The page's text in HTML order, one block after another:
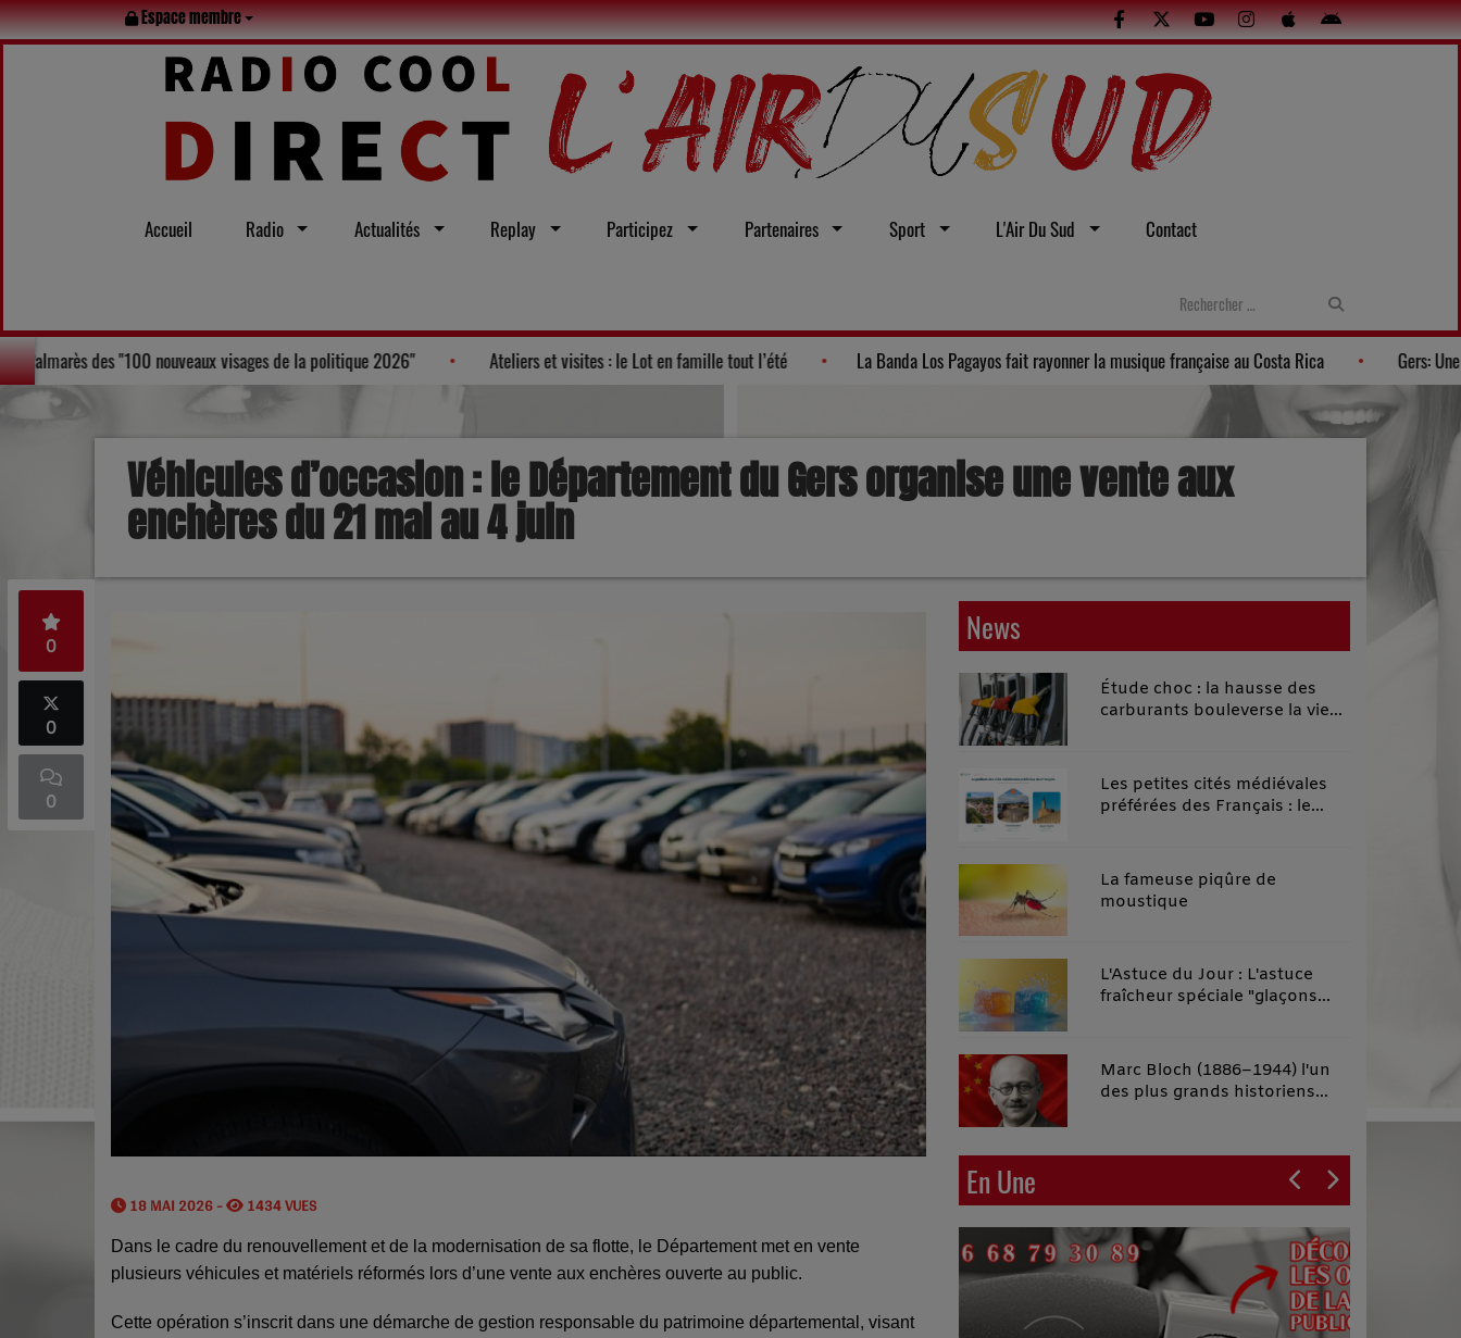
Espace membre
Accueil Radio Actualités Replay Participez Partenaires Sport L'Air Du Sud Contact
Laurent Bruneau, figure au Palmarès des "100 nouveaux visages de la politique 2026" Ateliers et visites : le Lot en famille tout l’été La Banda Los Pagayos fait rayonner la musique française au
Véhicules d’occasion : le Département du Gers organise une vente aux
enchères du 21 mai au 4 juin
0
0
0
18 MAI 2026 - 1434 VUES
Dans le cadre du renouvellement et de la modernisation de sa flotte, le Département met en vente
plusieurs véhicules et matériels réformés lors d’une vente aux enchères ouverte au public.
Cette opération s’inscrit dans une démarche de gestion responsable du patrimoine départemental, visant
News
Étude choc : la hausse des
carburants bouleverse la vie
Les petites cités médiévales
préférées des Français : le
La fameuse piqûre de
moustique
L'Astuce du Jour : L'astuce
fraîcheur spéciale "glaçons
Marc Bloch (1886–1944) l'un
des plus grands historiens
En Une